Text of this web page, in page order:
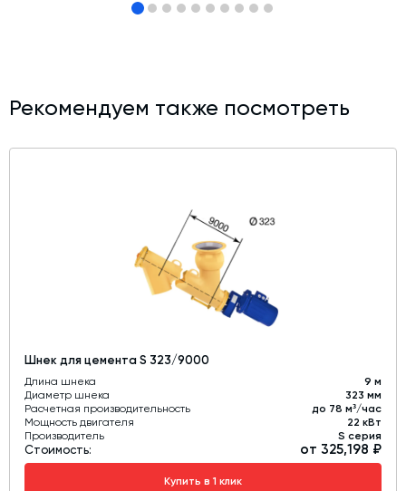
Рекомендуем также посмотреть
Шнек для цемента S 323/9000
Длина шнека
9 м
Диаметр шнека
323 мм
Расчетная производительность
до 78 м³/час
Мощность двигателя
22 кВт
Производитель
S серия
Стоимость: от 325,198 ₽
Купить в 1 клик